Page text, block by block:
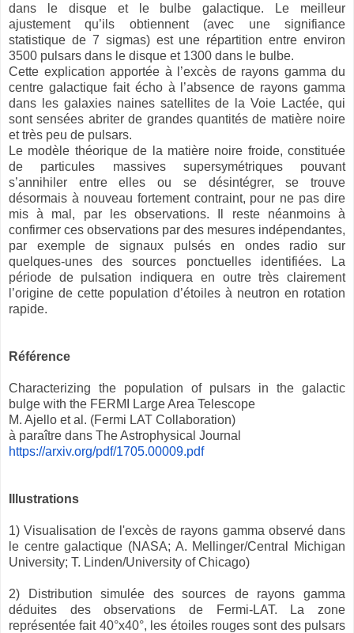
dans le disque et le bulbe galactique. Le meilleur
ajustement qu’ils obtiennent (avec une signifiance
statistique de 7 sigmas) est une répartition entre environ
3500 pulsars dans le disque et 1300 dans le bulbe.
Cette explication apportée à l’excès de rayons gamma du
centre galactique fait écho à l’absence de rayons gamma
dans les galaxies naines satellites de la Voie Lactée, qui
sont sensées abriter de grandes quantités de matière noire
et très peu de pulsars.
Le modèle théorique de la matière noire froide, constituée
de particules massives supersymétriques pouvant
s’annihiler entre elles ou se désintégrer, se trouve
désormais à nouveau fortement contraint, pour ne pas dire
mis à mal, par les observations. Il reste néanmoins à
confirmer ces observations par des mesures indépendantes,
par exemple de signaux pulsés en ondes radio sur
quelques-unes des sources ponctuelles identifiées. La
période de pulsation indiquera en outre très clairement
l’origine de cette population d’étoiles à neutron en rotation
rapide.
Référence
Characterizing the population of pulsars in the galactic
bulge with the FERMI Large Area Telescope
M. Ajello et al. (Fermi LAT Collaboration)
à paraître dans The Astrophysical Journal
https://arxiv.org/pdf/1705.00009.pdf
Illustrations
1) Visualisation de l'excès de rayons gamma observé dans
le centre galactique (NASA; A. Mellinger/Central Michigan
University; T. Linden/University of Chicago)
2) Distribution simulée des sources de rayons gamma
déduites des observations de Fermi-LAT. La zone
représentée fait 40°x40°, les étoiles rouges sont des pulsars